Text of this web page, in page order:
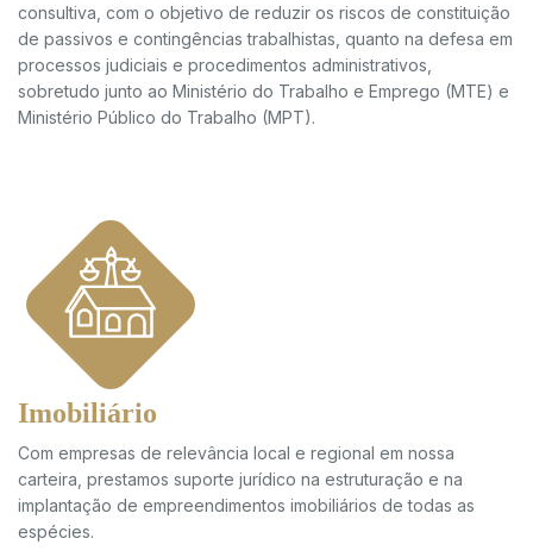
consultiva, com o objetivo de reduzir os riscos de constituição
de passivos e contingências trabalhistas, quanto na defesa em
processos judiciais e procedimentos administrativos,
sobretudo junto ao Ministério do Trabalho e Emprego (MTE) e
Ministério Público do Trabalho (MPT).
Imobiliário
Com empresas de relevância local e regional em nossa
carteira, prestamos suporte jurídico na estruturação e na
implantação de empreendimentos imobiliários de todas as
espécies.